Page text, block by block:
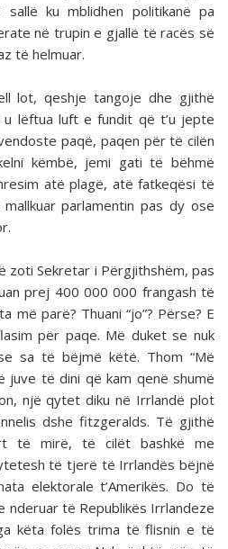
ku mblidhen politikanë pa
në trupin e gjallë të racës së
të helmuar.
lot, qeshje tangoje dhe gjithë
lëftua luft e fundit që t’u jepte
paqë, paqen për të cilën
këmbë, jemi gati të bëhmë
atë plagë, atë fatkeqësi të
parlamentin pas dy ose
zoti Sekretar i Përgjithshëm, pas
prej 400 000 000 frangash të
më parë? Thuani “jo”? Përse? E
për paqe. Më duket se nuk
sa të bëjmë këtë. Thom “Më
juve të dini që kam qenë shumë
një qytet diku në Irrlandë plot
dshe fitzgeralds. Të gjithë
të mirë, të cilët bashkë me
të tjerë të Irrlandës bëjnë
elektorale t’Amerikës. Do të
nderuar të Republikës Irrlandeze
këta folës trima të flisnin e të